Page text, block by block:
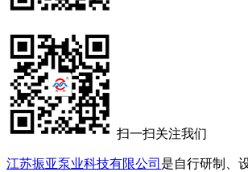
扫一扫关注我们
江苏振亚泵业科技有限公司 是自行研制、